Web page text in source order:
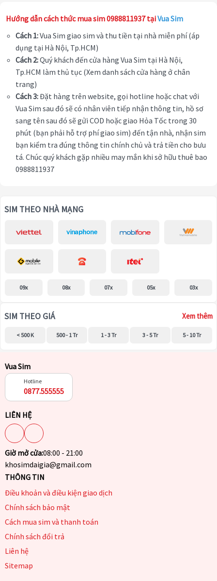
Hướng dẫn cách thức mua sim 0988811937 tạiVua Sim
Cách 1:Vua Sim giao sim và thu tiền tại nhà miễn phí (áp
dụng tại Hà Nội, Tp.HCM)
Cách 2:Quý khách đến cửa hàng Vua Sim tại Hà Nội,
Tp.HCM làm thủ tục (Xem danh sách cửa hàng ở chân
trang)
Cách 3:Đặt hàng trên website, gọi hotline hoặc chat với
Vua Sim sau đó sẽ có nhân viên tiếp nhận thông tin, hồ sơ
sang tên sau đó sẽ gửi COD hoặc giao Hỏa Tốc trong 30
phút (bạn phải hỗ trợ phí giao sim) đến tận nhà, nhận sim
bạn kiểm tra đúng thông tin chính chủ và trả tiền cho bưu
tá. Chúc quý khách gặp nhiều may mắn khi sở hữu thuê bao
0988811937
SIM THEO NHÀ MẠNG
09x 08x 07x 05x 03x
SIM THEO GIÁ Xem thêm
< 500 K 500 - 1 Tr 1 - 3 Tr 3 - 5 Tr 5 - 10 Tr
Vua Sim
Hotline
0877.555555
LIÊN HỆ
Giờ mở cửa:08:00 - 21:00
khosimdaigia@gmail.com
THÔNG TIN
Điều khoản và điều kiện giao dịch
Chính sách bảo mật
Cách mua sim và thanh toán
Chính sách đổi trả
Liên hệ
Sitemap